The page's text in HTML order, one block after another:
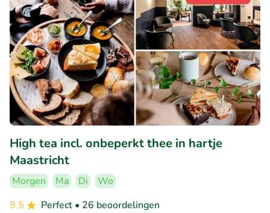
High tea incl. onbeperkt thee in hartje
Maastricht
Morgen Ma Di
Wo
9.5
Perfect • 26 beoordelingen